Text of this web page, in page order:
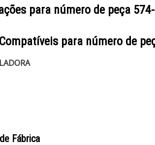
para número de peça
para número de
Fábrica